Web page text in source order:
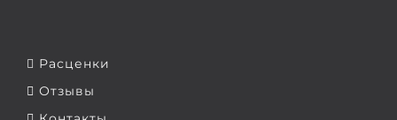
Расценки
Отзывы